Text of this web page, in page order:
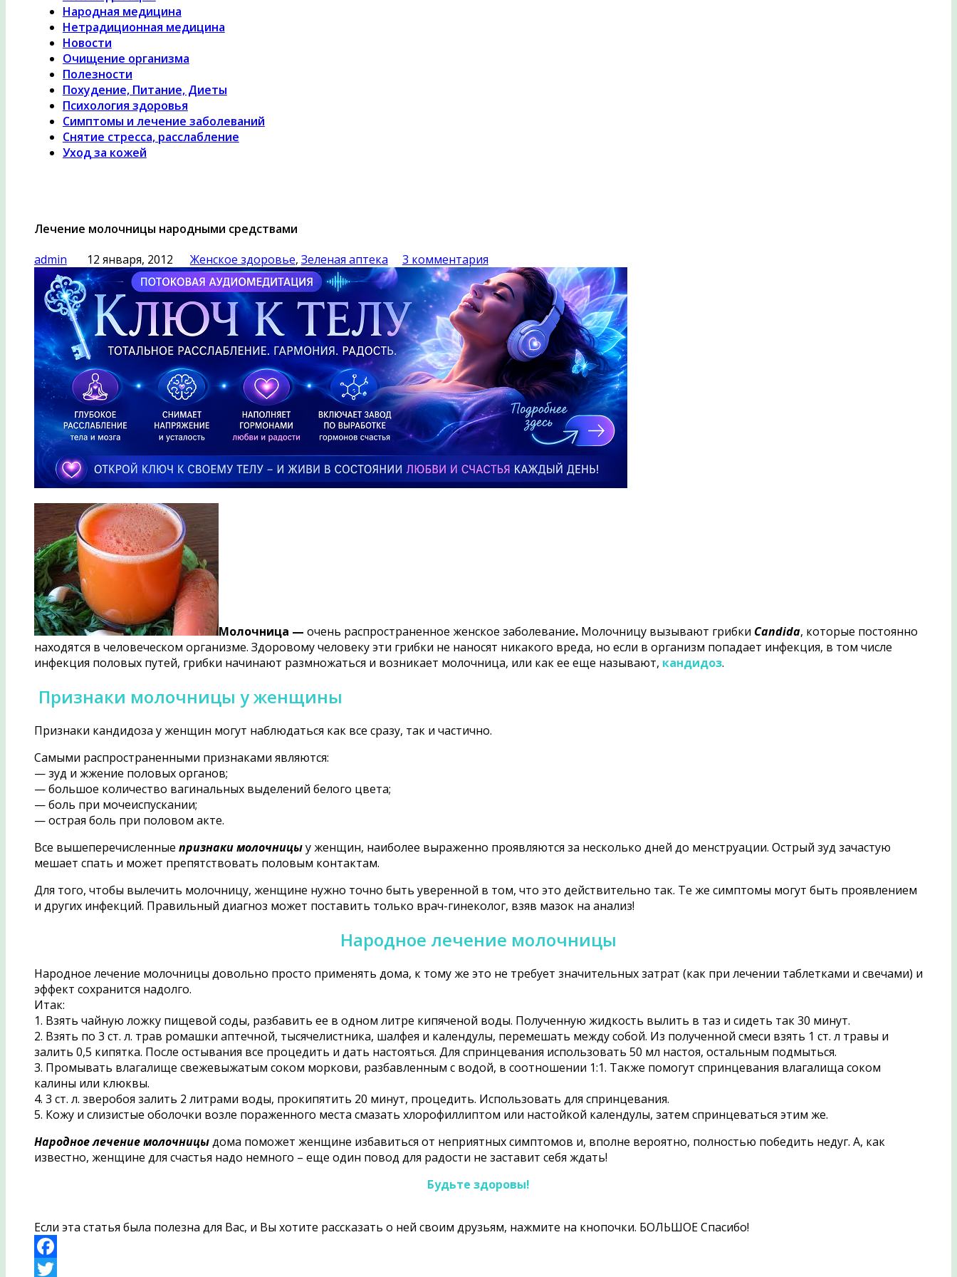
Народная медицина
Нетрадиционная медицина
Новости
Очищение организма
Полезности
Похудение, Питание, Диеты
Психология здоровья
Симптомы и лечение заболеваний
Снятие стресса, расслабление
Уход за кожей
Лечение молочницы народными средствами
admin
12 января, 2012 Женское здоровье, Зеленая аптека 3 комментария
Молочница — очень распространенное женское заболевание.Молочницу вызывают грибки Candida, которые постоянно
находятся в человеческом организме. Здоровому человеку эти грибки не наносят никакого вреда, но если в организм попадает инфекция, в том числе
инфекция половых путей, грибки начинают размножаться и возникает молочница, или как ее еще называют, кандидоз.
Признаки молочницы у женщины
Признаки кандидоза у женщин могут наблюдаться как все сразу, так и частично.
Самыми распространенными признаками являются:
— зуд и жжение половых органов;
— большое количество вагинальных выделений белого цвета;
— боль при мочеиспускании;
— острая боль при половом акте.
Все вышеперечисленные признаки молочницыу женщин, наиболее выраженно проявляются за несколько дней до менструации. Острый зуд зачастую
мешает спать и может препятствовать половым контактам.
Для того, чтобы вылечить молочницу, женщине нужно точно быть уверенной в том, что это действительно так. Те же симптомы могут быть проявлением
и других инфекций. Правильный диагноз может поставить только врач-гинеколог, взяв мазок на анализ!
Народное лечение молочницы
Народное лечение молочницы довольно просто применять дома, к тому же это не требует значительных затрат (как при лечении таблетками и свечами) и
эффект сохранится надолго.
Итак:
1. Взять чайную ложку пищевой соды, разбавить ее в одном литре кипяченой воды. Полученную жидкость вылить в таз и сидеть так 30 минут.
2. Взять по 3 ст. л. трав ромашки аптечной, тысячелистника, шалфея и календулы, перемешать между собой. Из полученной смеси взять 1 ст. л травы и
залить 0,5 кипятка. После остывания все процедить и дать настояться. Для спринцевания использовать 50 мл настоя, остальным подмыться.
3. Промывать влагалище свежевыжатым соком моркови, разбавленным с водой, в соотношении 1:1. Также помогут спринцевания влагалища соком
калины или клюквы.
4. 3 ст. л. зверобоя залить 2 литрами воды, прокипятить 20 минут, процедить. Использовать для спринцевания.
5. Кожу и слизистые оболочки возле пораженного места смазать хлорофиллиптом или настойкой календулы, затем спринцеваться этим же.
Народное лечение молочницыдома поможет женщине избавиться от неприятных симптомов и, вполне вероятно, полностью победить недуг. А, как
известно, женщине для счастья надо немного – еще один повод для радости не заставит себя ждать!
Будьте здоровы!
Если эта статья была полезна для Вас, и Вы хотите рассказать о ней своим друзьям, нажмите на кнопочки. БОЛЬШОЕ Спасибо!
Facebook